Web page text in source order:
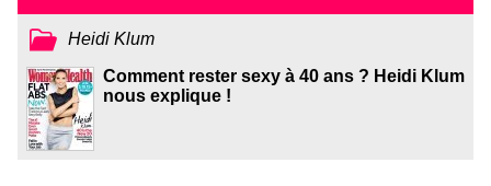
Heidi Klum
Comment rester sexy à 40 ans ? Heidi Klum
nous explique !